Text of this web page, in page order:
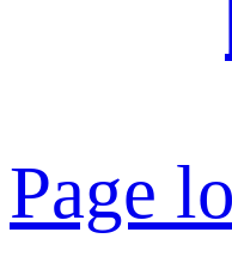
Page